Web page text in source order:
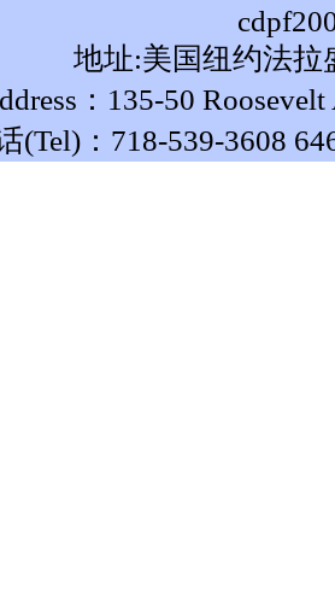
地址:美国纽约法拉
：135-50
(Tel)：718-539-3608